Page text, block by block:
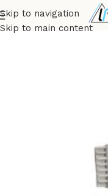
Skip to navigation
Skip to main content
Accueil